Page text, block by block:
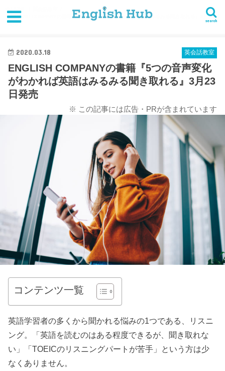
search
ENGLISH COMPANYの書籍『5つの音声変化がわかれば英語はみるみる聞き取れる』3月23日
発売
英会話教室
2020.03.18
ENGLISH COMPANYの書籍『5つの音声変化
がわかれば英語はみるみる聞き取れる』3月23
日発売
※ この記事には広告・PRが含まれています
コンテンツ一覧
英語学習者の多くから聞かれる悩みの1つである、リスニ
ング。「英語を読むのはある程度できるが、聞き取れな
い」「TOEICのリスニングパートが苦手」という方は少
なくありません。